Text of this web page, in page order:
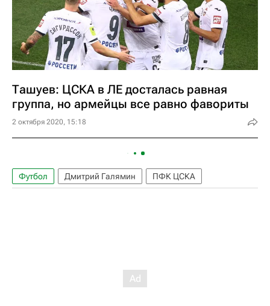
Ташуев: ЦСКА в ЛЕ досталась равная
группа, но армейцы все равно фавориты
2 октября 2020, 15:18
Футбол Дмитрий Галямин ПФК ЦСКА